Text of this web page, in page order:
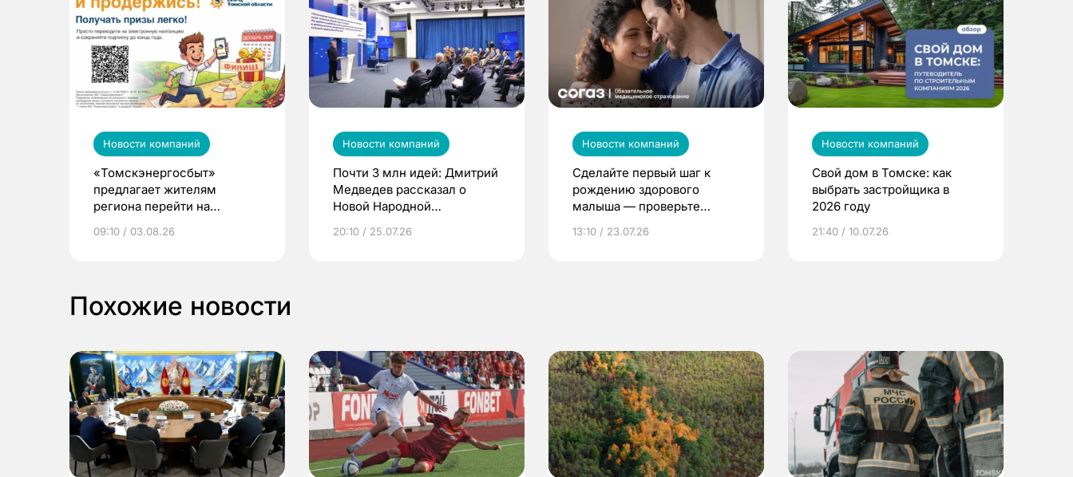
Новости компаний
«Томскэнергосбыт»
предлагает жителям
региона перейти на
выиграть призы
09:10 / 03.08.26
Новости компаний
Почти 3 млн идей: Дмитрий
Медведев рассказал о
Новой Народной
20:10 / 25.07.26
Новости компаний
Сделайте первый шаг к
рождению здорового
малыша — проверьте
по ОМС!
13:10 / 23.07.26
Новости компаний
Свой дом в Томске: как
выбрать застройщика в
2026 году
21:40 / 10.07.26
Похожие новости